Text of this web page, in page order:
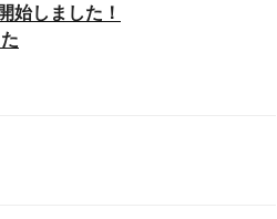
始しました！